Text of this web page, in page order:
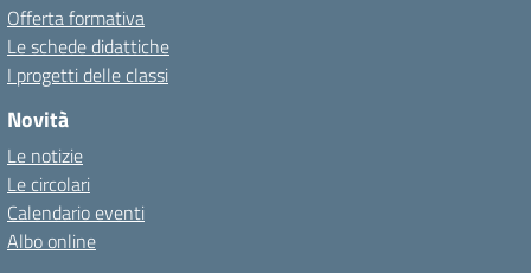
Offerta formativa
Le schede didattiche
I progetti delle classi
Novità
Le notizie
Le circolari
Calendario eventi
Albo online